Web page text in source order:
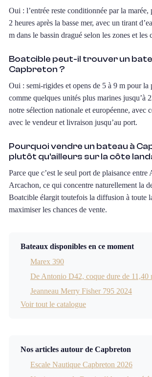
Oui : l’entrée reste conditionnée par la
2 heures après la basse mer, avec un tirant
m dans le bassin dragué selon les zones et les
Boatcible peut-il trouver un
Capbreton ?
Oui : semi-rigides et opens de 5 à 9 m pour la
comme quelques unités plus marines jusqu’à
notre sélection nationale et européenne, avec
avec le vendeur et livraison jusqu’au port.
Pourquoi vendre un bateau à
plutôt qu’ailleurs sur la côte
Parce que c’est le seul port de plaisance entre
Arcachon, ce qui concentre naturellement la
Boatcible élargit toutefois la diffusion à toute
maximiser les chances de vente.
Bateaux disponibles en ce moment
Marex 390
De Antonio D42, coque dure de 11,40
Jeanneau Merry Fisher 795 2024
Voir tout le catalogue
Nos articles autour de Capbreton
Escale Nautique Capbreton 2026